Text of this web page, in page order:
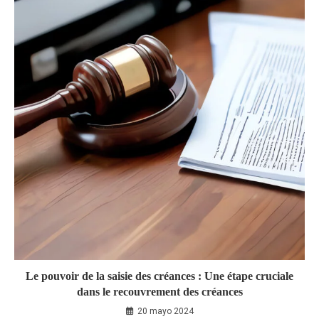
Le pouvoir de la saisie des créances : Une étape cruciale
dans le recouvrement des créances
20 mayo 2024